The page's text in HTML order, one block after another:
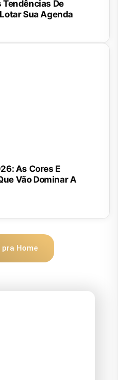
Tendências De
Sua Agenda
As Cores E
Vão Dominar A
Home